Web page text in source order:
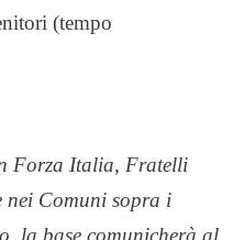
(tempo
Forza Italia, Fratelli
nei Comuni sopra i
la base comunicherà al